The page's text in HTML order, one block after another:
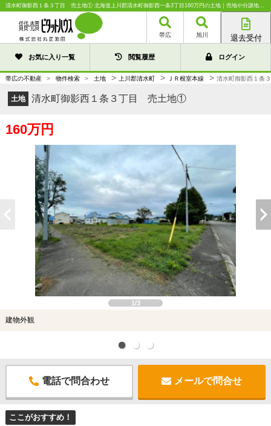
清水町御影西１条３丁目 売土地① 北海道上川郡清水町御影西一条3丁目160万円の土地｜売地や分譲地情報｜株式会社丸正池田
帯広 旭川 退去受付
旭川店
お気に入り一覧 閲覧履歴 ログイン
帯広の不動産 > 物件検索 > 土地 > 上川郡清水町 > ＪＲ根室本線 > 清水町御影西１条
土地 清水町御影西１条３丁目 売土地①
160万円
1/3
建物外観
電話で問合わせ メールで問合せ
ここがおすすめ！